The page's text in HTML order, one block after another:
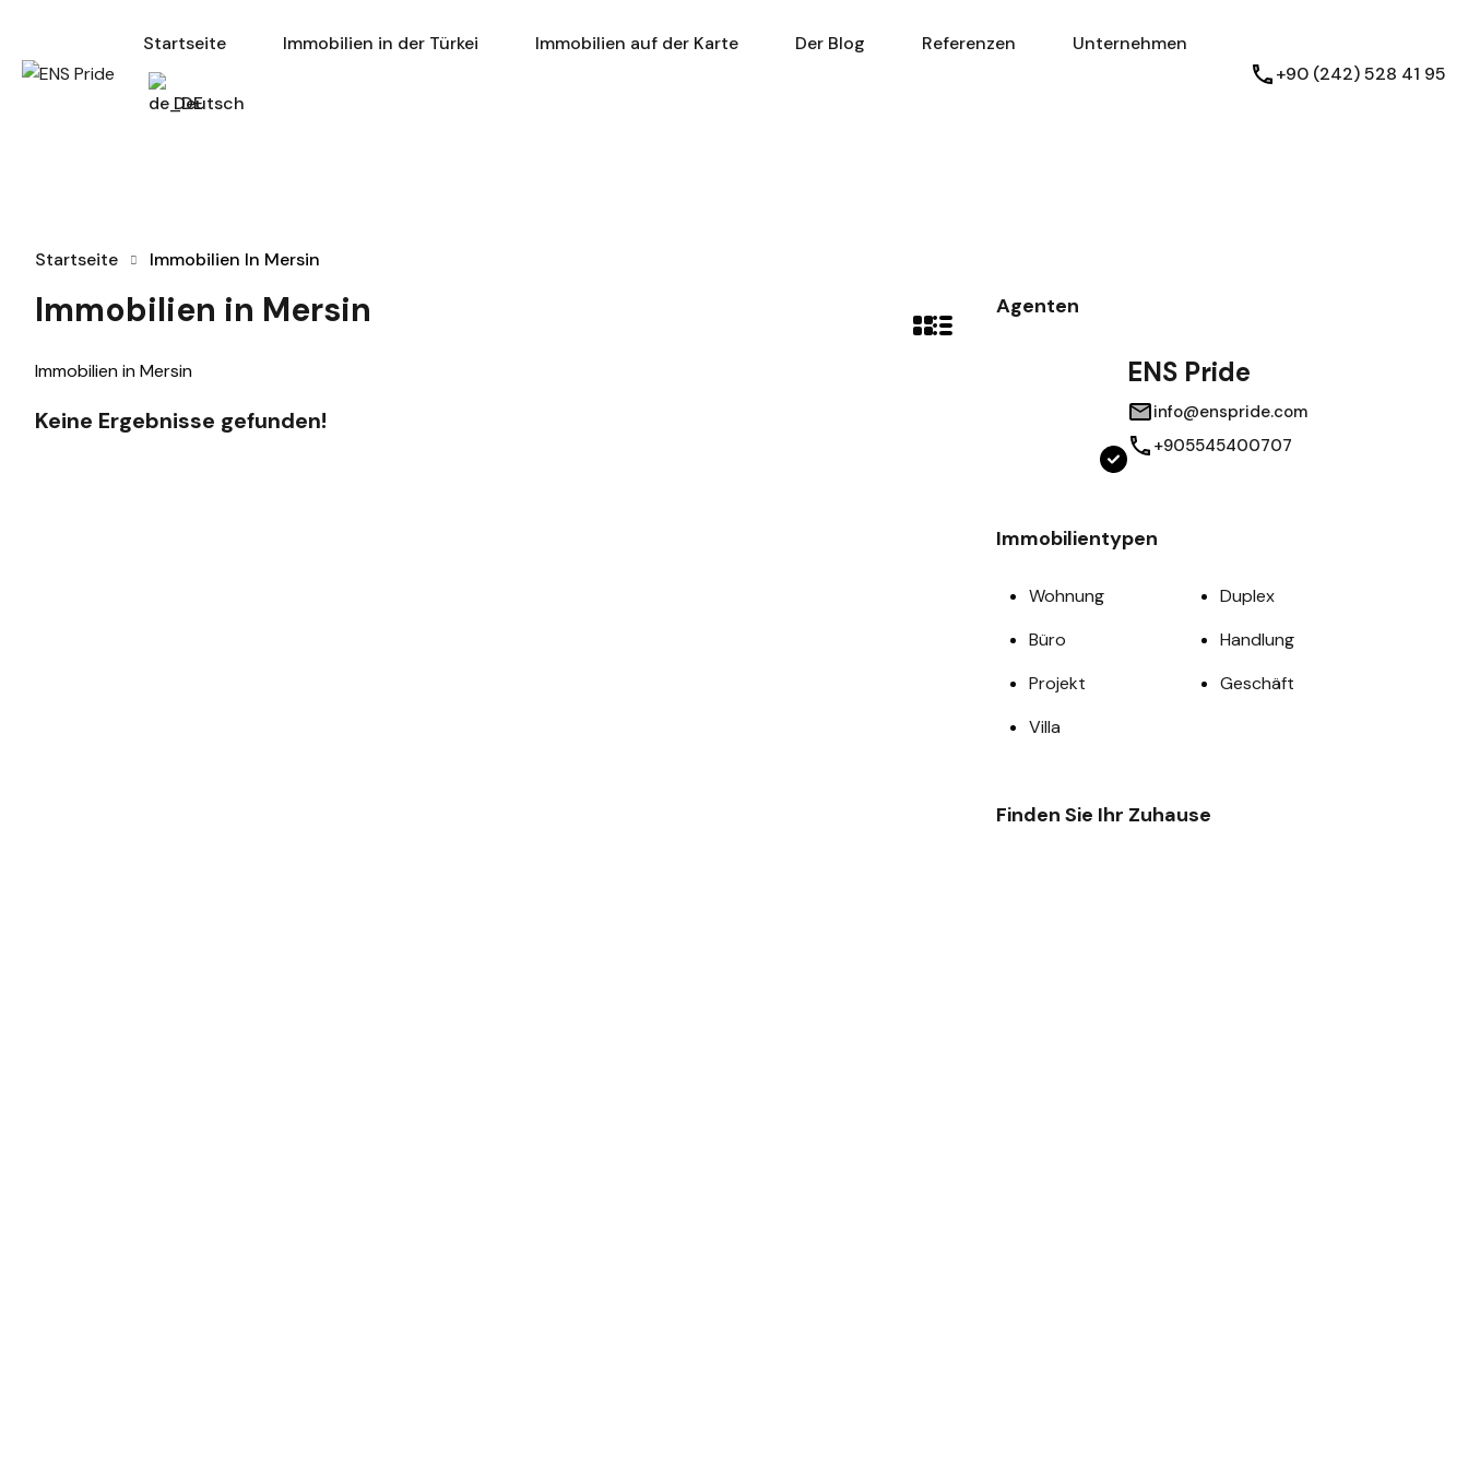
Startseite Immobilien in der Türkei Immobilien auf der Karte Der Blog Referenzen Unternehmen
Startseite Immobilien in der Türkei Immobilien auf der Karte Der Blog Referenzen Unternehmen
Deutsch
+90 (242) 528 41 95
Startseite Immobilien In Mersin
Immobilien in Mersin
Immobilien in Mersin
Keine Ergebnisse gefunden!
Agenten
ENS Pride
info@enspride.com
+905545400707
Immobilientypen
Wohnung
Duplex
Büro
Handlung
Projekt
Geschäft
Villa
Finden Sie Ihr Zuhause